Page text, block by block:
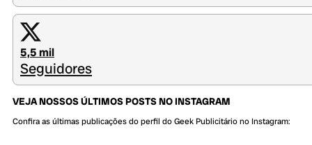
5,5 mil
Seguidores
VEJA NOSSOS ÚLTIMOS POSTS NO INSTAGRAM
Confira as últimas publicações do perfil do Geek Publicitário no Instagram: